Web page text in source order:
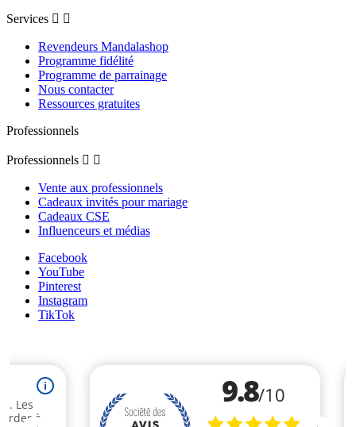
Services  
Revendeurs Mandalashop
Programme fidélité
Programme de parrainage
Nous contacter
Ressources gratuites
Professionnels
Professionnels  
Vente aux professionnels
Cadeaux invités pour mariage
Cadeaux CSE
Influenceurs et médias
Facebook
YouTube
Pinterest
Instagram
TikTok